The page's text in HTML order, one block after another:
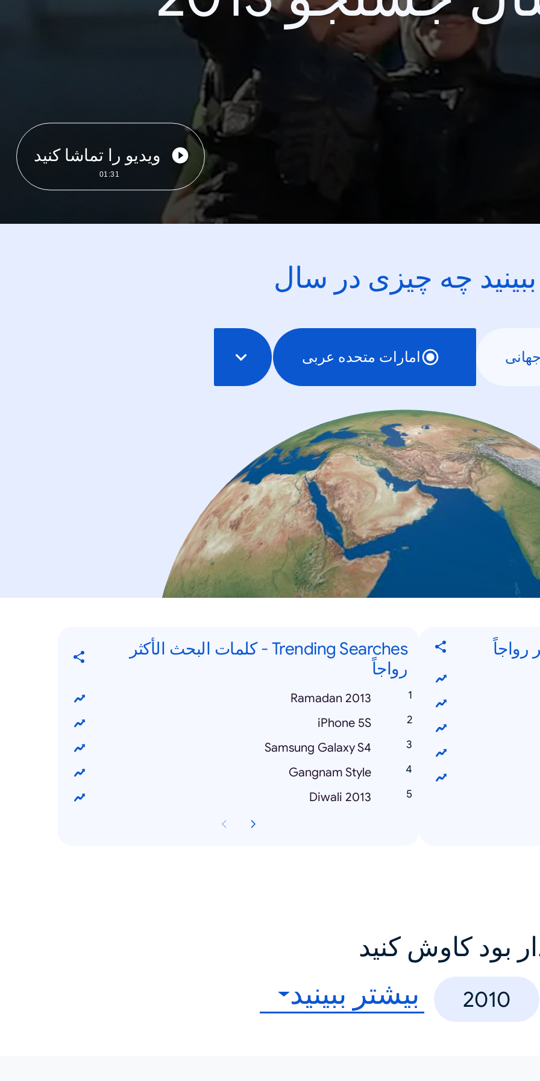
ویدیو را تماشا کنید
01:31
ببینید چه چیزی در سال
امارات متحده عربی
Trending Searches - كلمات البحث الأكثر
رواجاً
Ramadan 2013
iPhone 5S
Samsung Galaxy S4
Gangnam Style
Diwali 2013
بود کاوش کنید
2010 بیشتر ببینید